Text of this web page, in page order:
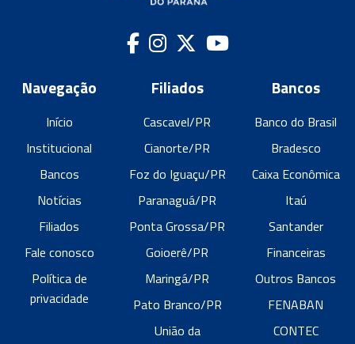
Navegação
Início
Institucional
Bancos
Notícias
Filiados
Fale conosco
Política de
privacidade
Filiados
Cascavel/PR
Cianorte/PR
Foz do Iguaçu/PR
Paranaguá/PR
Ponta Grossa/PR
Goioerê/PR
Maringá/PR
Pato Branco/PR
União da
Bancos
Banco do Brasil
Bradesco
Caixa Econômica
Itaú
Santander
Financeiras
Outros Bancos
FENABAN
CONTEC